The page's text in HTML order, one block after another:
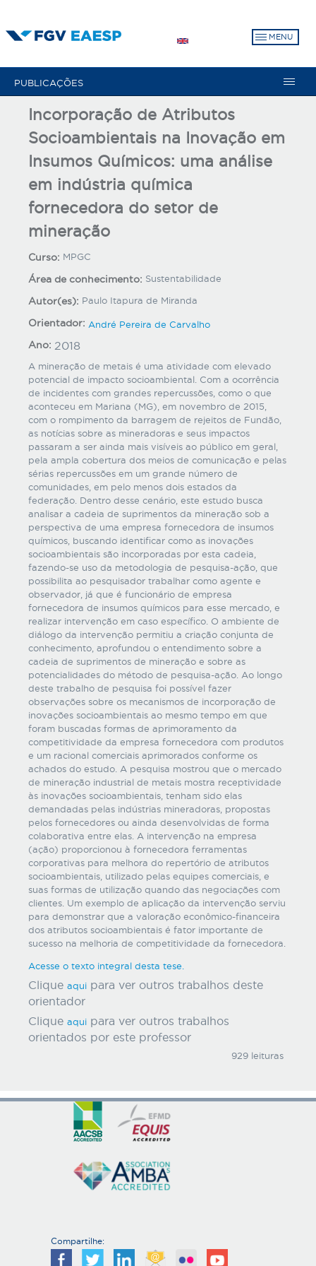
para
MENU
PUBLICAÇÕES
Incorporação de Atributos
Socioambientais na Inovação em
Insumos Químicos: uma análise
em indústria química
fornecedora do setor de
mineração
Curso: MPGC
Área de conhecimento: Sustentabilidade
Autor(es): Paulo Itapura de Miranda
Orientador: André Pereira de Carvalho
Ano: 2018
A mineração de metais é uma atividade com elevado
potencial de impacto socioambiental. Com a ocorrência
de incidentes com grandes repercussões, como o que
aconteceu em Mariana (MG), em novembro de 2015,
com o rompimento da barragem de rejeitos de Fundão,
as notícias sobre as mineradoras e seus impactos
passaram a ser ainda mais visíveis ao público em geral,
pela ampla cobertura dos meios de comunicação e pelas
sérias repercussões em um grande número de
comunidades, em pelo menos dois estados da
federação. Dentro desse cenário, este estudo busca
analisar a cadeia de suprimentos da mineração sob a
perspectiva de uma empresa fornecedora de insumos
químicos, buscando identificar como as inovações
socioambientais são incorporadas por esta cadeia,
fazendo-se uso da metodologia de pesquisa-ação, que
possibilita ao pesquisador trabalhar como agente e
observador, já que é funcionário de empresa
fornecedora de insumos químicos para esse mercado, e
realizar intervenção em caso específico. O ambiente de
diálogo da intervenção permitiu a criação conjunta de
conhecimento, aprofundou o entendimento sobre a
cadeia de suprimentos de mineração e sobre as
potencialidades do método de pesquisa-ação. Ao longo
deste trabalho de pesquisa foi possível fazer
observações sobre os mecanismos de incorporação de
inovações socioambientais ao mesmo tempo em que
foram buscadas formas de aprimoramento da
competitividade da empresa fornecedora com produtos
e um racional comerciais aprimorados conforme os
achados do estudo. A pesquisa mostrou que o mercado
de mineração industrial de metais mostra receptividade
às inovações socioambientais, tenham sido elas
demandadas pelas indústrias mineradoras, propostas
pelos fornecedores ou ainda desenvolvidas de forma
colaborativa entre elas. A intervenção na empresa
(ação) proporcionou à fornecedora ferramentas
corporativas para melhora do repertório de atributos
socioambientais, utilizado pelas equipes comerciais, e
suas formas de utilização quando das negociações com
clientes. Um exemplo de aplicação da intervenção serviu
para demonstrar que a valoração econômico-financeira
dos atributos socioambientais é fator importante de
sucesso na melhoria de competitividade da fornecedora.
Acesse o texto integral desta tese.
Clique aqui para ver outros trabalhos deste
orientador
Clique aqui para ver outros trabalhos
orientados por este professor
929 leituras
Compartilhe: